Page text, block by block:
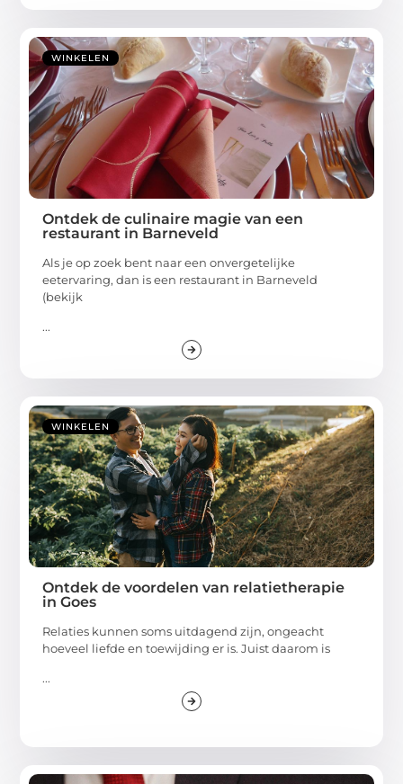
WINKELEN
Ontdek de culinaire magie van een
restaurant in Barneveld
Als je op zoek bent naar een onvergetelijke
eetervaring, dan is een restaurant in Barneveld
(bekijk
...
WINKELEN
Ontdek de voordelen van relatietherapie
in Goes
Relaties kunnen soms uitdagend zijn, ongeacht
hoeveel liefde en toewijding er is. Juist daarom is
...